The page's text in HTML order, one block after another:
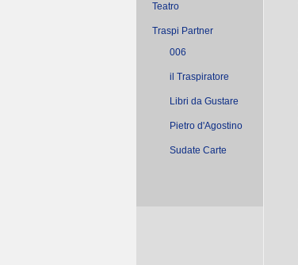
Teatro
Traspi Partner
006
il Traspiratore
Libri da Gustare
Pietro d'Agostino
Sudate Carte